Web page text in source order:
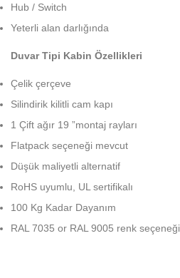
Hub / Switch
Yeterli alan darlığında
Duvar Tipi Kabin Özellikleri
Çelik çerçeve
Silindirik kilitli cam kapı
1 Çift ağır 19 ”montaj rayları
Flatpack seçeneği mevcut
Düşük maliyetli alternatif
RoHS uyumlu, UL sertifikalı
100 Kg Kadar Dayanım
RAL 7035 or RAL 9005 renk seçeneği